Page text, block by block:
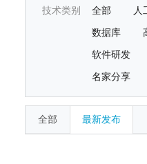
技术类别 全部 人
数据库
软件研发
名家分享
全部 最新发布